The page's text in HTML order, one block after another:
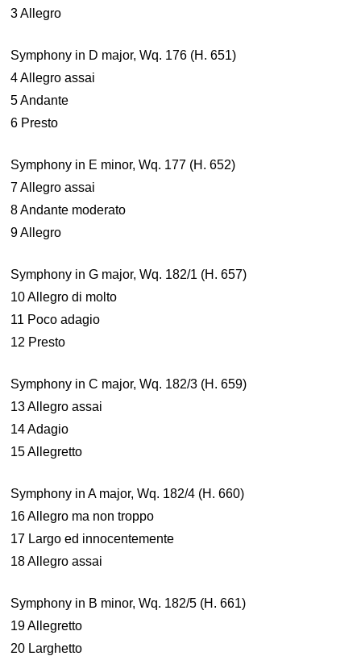
3 Allegro
Symphony in D major, Wq. 176 (H. 651)
4 Allegro assai
5 Andante
6 Presto
Symphony in E minor, Wq. 177 (H. 652)
7 Allegro assai
8 Andante moderato
9 Allegro
Symphony in G major, Wq. 182/1 (H. 657)
10 Allegro di molto
11 Poco adagio
12 Presto
Symphony in C major, Wq. 182/3 (H. 659)
13 Allegro assai
14 Adagio
15 Allegretto
Symphony in A major, Wq. 182/4 (H. 660)
16 Allegro ma non troppo
17 Largo ed innocentemente
18 Allegro assai
Symphony in B minor, Wq. 182/5 (H. 661)
19 Allegretto
20 Larghetto